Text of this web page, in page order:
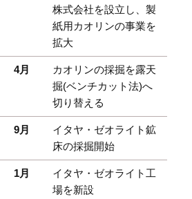
株式会社を設立し、製
紙用カオリンの事業を
拡大
4月
カオリンの採掘を露天
掘(ベンチカット法)へ
切り替える
9月 イタヤ・ ゼオライト鉱
床の採掘開始
1月 イタヤ・ ゼオライト工
場を新設